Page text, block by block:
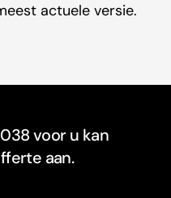
actuele versie.
voor u kan
aan.